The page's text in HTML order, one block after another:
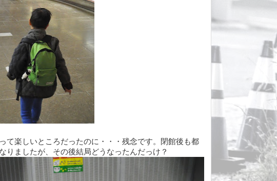
て楽しいところだったのに・・・残念です。閉館後も都
りましたが、その後結局どうなったんだっけ？